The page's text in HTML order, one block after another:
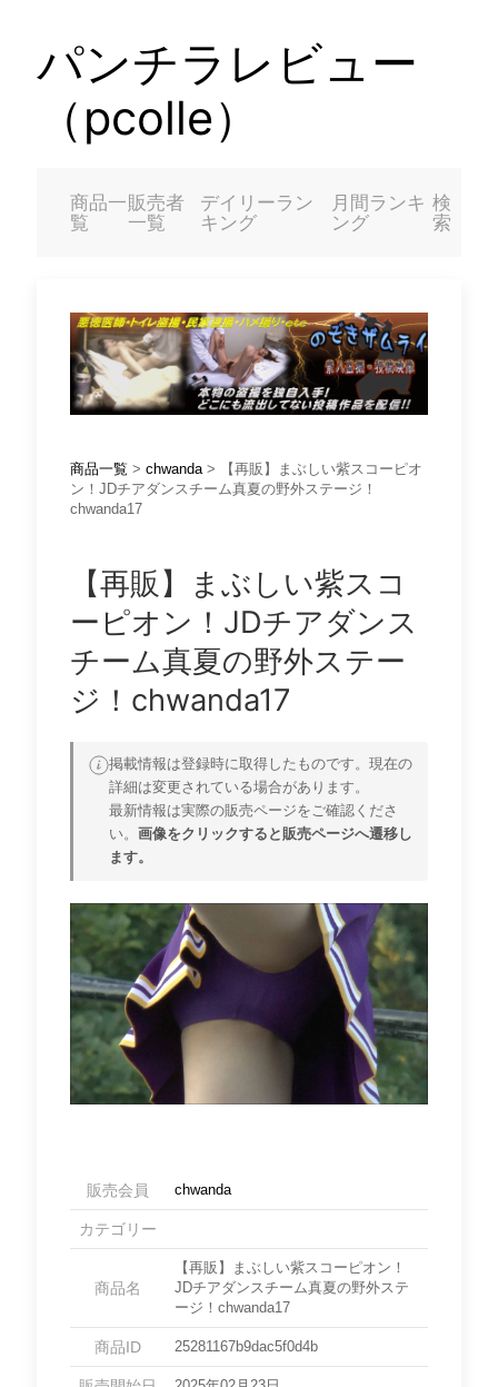
パンチラレビュー
（pcolle）
商品一
覧
販売者
一覧
デイリーラン
キング
月間ランキ
ング
検
索
商品一覧 > chwanda> 【再販】まぶしい紫スコーピオ
ン！JDチアダンスチーム真夏の野外ステージ！
chwanda17
【再販】まぶしい紫スコ
ーピオン！JDチアダンス
チーム真夏の野外ステー
ジ！chwanda17
掲載情報は登録時に取得したものです。現在の
詳細は変更されている場合があります。
最新情報は実際の販売ページをご確認くださ
い。 画像をクリックすると販売ページへ遷移し
ます。
販売会員 chwanda
カテゴリー
商品名
【再販】まぶしい紫スコーピオン！
JDチアダンスチーム真夏の野外ステ
ージ！chwanda17
商品ID 25281167b9dac5f0d4b